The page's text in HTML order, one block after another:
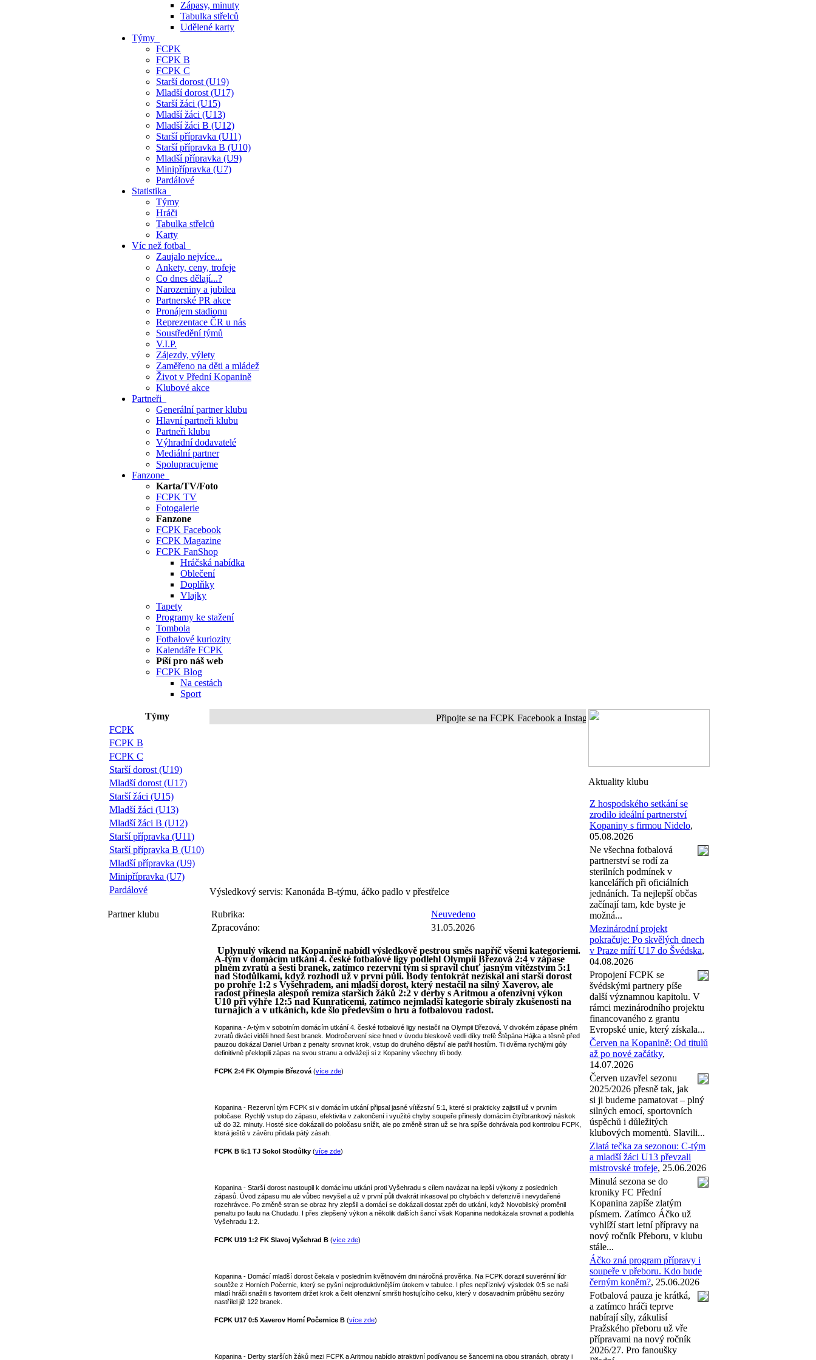
Zápasy, minuty
Tabulka střelců
Udělené karty
Týmy
FCPK
FCPK B
FCPK C
Starší dorost (U19)
Mladší dorost (U17)
Starší žáci (U15)
Mladší žáci (U13)
Mladší žáci B (U12)
Starší přípravka (U11)
Starší přípravka B (U10)
Mladší přípravka (U9)
Minipřípravka (U7)
Pardálové
Statistika
Týmy
Hráči
Tabulka střelců
Karty
Víc než fotbal
Zaujalo nejvíce...
Ankety, ceny, trofeje
Co dnes dělají...?
Narozeniny a jubilea
Partnerské PR akce
Pronájem stadionu
Reprezentace ČR u nás
Soustředění týmů
V.I.P.
Zájezdy, výlety
Zaměřeno na děti a mládež
Život v Přední Kopanině
Klubové akce
Partneři
Generální partner klubu
Hlavní partneři klubu
Partneři klubu
Výhradní dodavatelé
Mediální partner
Spolupracujeme
Fanzone
Karta/TV/Foto
FCPK TV
Fotogalerie
Fanzone
FCPK Facebook
FCPK Magazine
FCPK FanShop
Hráčská nabídka
Oblečení
Doplňky
Vlajky
Tapety
Programy ke stažení
Tombola
Fotbalové kuriozity
Kalendáře FCPK
Píší pro náš web
FCPK Blog
Na cestách
Sport
Týmy
FCPK
FCPK B
FCPK C
Starší dorost (U19)
Mladší dorost (U17)
Starší žáci (U15)
Mladší žáci (U13)
Mladší žáci B (U12)
Starší přípravka (U11)
Starší přípravka B (U10)
Mladší přípravka (U9)
Minipřípravka (U7)
Pardálové
Partnerklubu
Připojte se na FCPK Facebook a Instagram a buďte s námi online...
Výsledkový servis: Kanonáda B-týmu, áčko padlo v přestřelce
Rubrika:
Neuvedeno
Zpracováno:
31.05.2026
Uplynulý víkend na Kopanině nabídl výsledkově pestrou směs napříč všemi kategoriemi.
A-tým v domácím utkání 4. české fotbalové ligy podlehl Olympii Březová 2:4 v zápase
plném zvratů a šesti branek, zatímco rezervní tým si spravil chuť jasným vítězstvím 5:1
nad Stodůlkami, když rozhodl už v první půli. Body tentokrát nezískal ani starší dorost
po prohře 1:2 s Vyšehradem, ani mladší dorost, který nestačil na silný Xaverov, ale
radost přinesla alespoň remíza starších žáků 2:2 v derby s Aritmou a ofenzivní výkon
U10 při výhře 12:5 nad Kunraticemi, zatímco nejmladší kategorie sbíraly zkušenosti na
turnajích a v utkáních, kde šlo především o hru a fotbalovou radost.
Kopanina - A-tým v sobotním domácím utkání 4. české fotbalové ligy nestačil na Olympii Březová. V divokém zápase plném
zvratů diváci viděli hned šest branek. Modročervení sice hned v úvodu bleskově vedli díky trefě Štěpána Hájka a těsně před
pauzou dokázal Daniel Urban z penalty srovnat krok, vstup do druhého dějství ale patřil hostům. Ti dvěma rychlými góly
definitivně překlopili zápas na svou stranu a odvážejí si z Kopaniny všechny tři body.
FCPK 2:4 FK Olympie Březová (více zde)
Kopanina - Rezervní tým FCPK si v domácím utkání připsal jasné vítězství 5:1, které si prakticky zajistil už v prvním
poločase. Rychlý vstup do zápasu, efektivita v zakončení i využité chyby soupeře přinesly domácím čtyřbrankový náskok
už do 32. minuty. Hosté sice dokázali do poločasu snížit, ale po změně stran už se hra spíše dohrávala pod kontrolou FCPK,
která ještě v závěru přidala pátý zásah.
FCPK B 5:1 TJ Sokol Stodůlky (více zde)
Kopanina - Starší dorost nastoupil k domácímu utkání proti Vyšehradu s cílem navázat na lepší výkony z posledních
zápasů. Úvod zápasu mu ale vůbec nevyšel a už v první půli dvakrát inkasoval po chybách v defenzivě i nevydařené
rozehrávce. Po změně stran se obraz hry zlepšil a domácí se dokázali dostat zpět do utkání, když Novobilský proměnil
penaltu po faulu na Chudadu. I přes zlepšený výkon a několik dalších šancí však Kopanina nedokázala srovnat a podlehla
Vyšehradu 1:2.
FCPK U19 1:2 FK Slavoj Vyšehrad B (více zde)
Kopanina - Domácí mladší dorost čekala v posledním květnovém dni náročná prověrka. Na FCPK dorazil suverénní lídr
soutěže z Horních Počernic, který se pyšní nejproduktivnějším útokem v tabulce. I přes nepříznivý výsledek 0:5 se naši
mladí hráči snažili s favoritem držet krok a čelit ofenzivní smršti hostujícího celku, který v dosavadním průběhu sezóny
nastřílel již 122 branek.
FCPK U17 0:5 Xaverov Horní Počernice B (více zde)
Kopanina - Derby starších žáků mezi FCPK a Aritmou nabídlo atraktivní podívanou se šancemi na obou stranách, obraty i
Aktuality klubu
Z hospodského setkání se
zrodilo ideální partnerství
Kopaniny s firmou Nidelo,
05.08.2026
Ne všechna fotbalová
partnerství se rodí za
sterilních podmínek v
kancelářích při oficiálních
jednáních. Ta nejlepší občas
začínají tam, kde byste je
možná...
Mezinárodní projekt
pokračuje: Po skvělých dnech
v Praze míří U17 do Švédska,
04.08.2026
Propojení FCPK se
švédskými partnery píše
další významnou kapitolu. V
rámci mezinárodního projektu
financovaného z grantu
Evropské unie, který získala...
Červen na Kopanině: Od titulů
až po nové začátky,
14.07.2026
Červen uzavřel sezonu
2025/2026 přesně tak, jak
si ji budeme pamatovat – plný
silných emocí, sportovních
úspěchů i důležitých
klubových momentů. Slavili...
Zlatá tečka za sezonou: C-tým
a mladší žáci U13 převzali
mistrovské trofeje, 25.06.2026
Minulá sezona se do
kroniky FC Přední
Kopanina zapíše zlatým
písmem. Zatímco Áčko už
vyhlíží start letní přípravy na
nový ročník Přeboru, v klubu
stále...
Áčko zná program přípravy i
soupeře v přeboru. Kdo bude
černým koněm?, 25.06.2026
Fotbalová pauza je krátká,
a zatímco hráči teprve
nabírají síly, zákulisí
Pražského přeboru už vře
přípravami na nový ročník
2026/27. Pro fanoušky